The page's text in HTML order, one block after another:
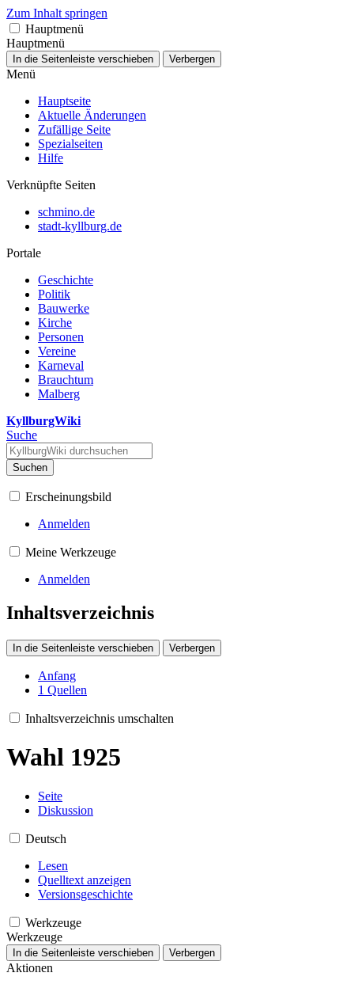
Zum Inhalt springen
Hauptmenü
Hauptmenü
In die Seitenleiste verschieben Verbergen
Menü
Hauptseite
Aktuelle Änderungen
Zufällige Seite
Spezialseiten
Hilfe
Verknüpfte Seiten
schmino.de
stadt-kyllburg.de
Portale
Geschichte
Politik
Bauwerke
Kirche
Personen
Vereine
Karneval
Brauchtum
Malberg
KyllburgWiki
Suche
Suchen
Erscheinungsbild
Anmelden
Meine Werkzeuge
Anmelden
Inhaltsverzeichnis
In die Seitenleiste verschieben Verbergen
Anfang
1 Quellen
Inhaltsverzeichnis umschalten
Wahl 1925
Seite
Diskussion
Deutsch
Lesen
Quelltext anzeigen
Versionsgeschichte
Werkzeuge
Werkzeuge
In die Seitenleiste verschieben Verbergen
Aktionen